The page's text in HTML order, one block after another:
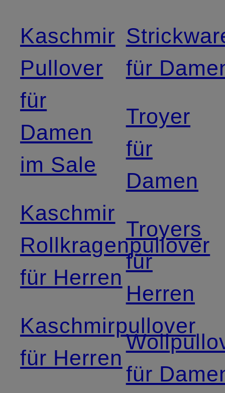
Kaschmir
Pullover
für
Damen
im Sale
Kaschmir
Rollkragenpullover
für Herren
Kaschmirpullover
für Herren
für
Troyer
für
Damen
Troyers
für
Herren
für